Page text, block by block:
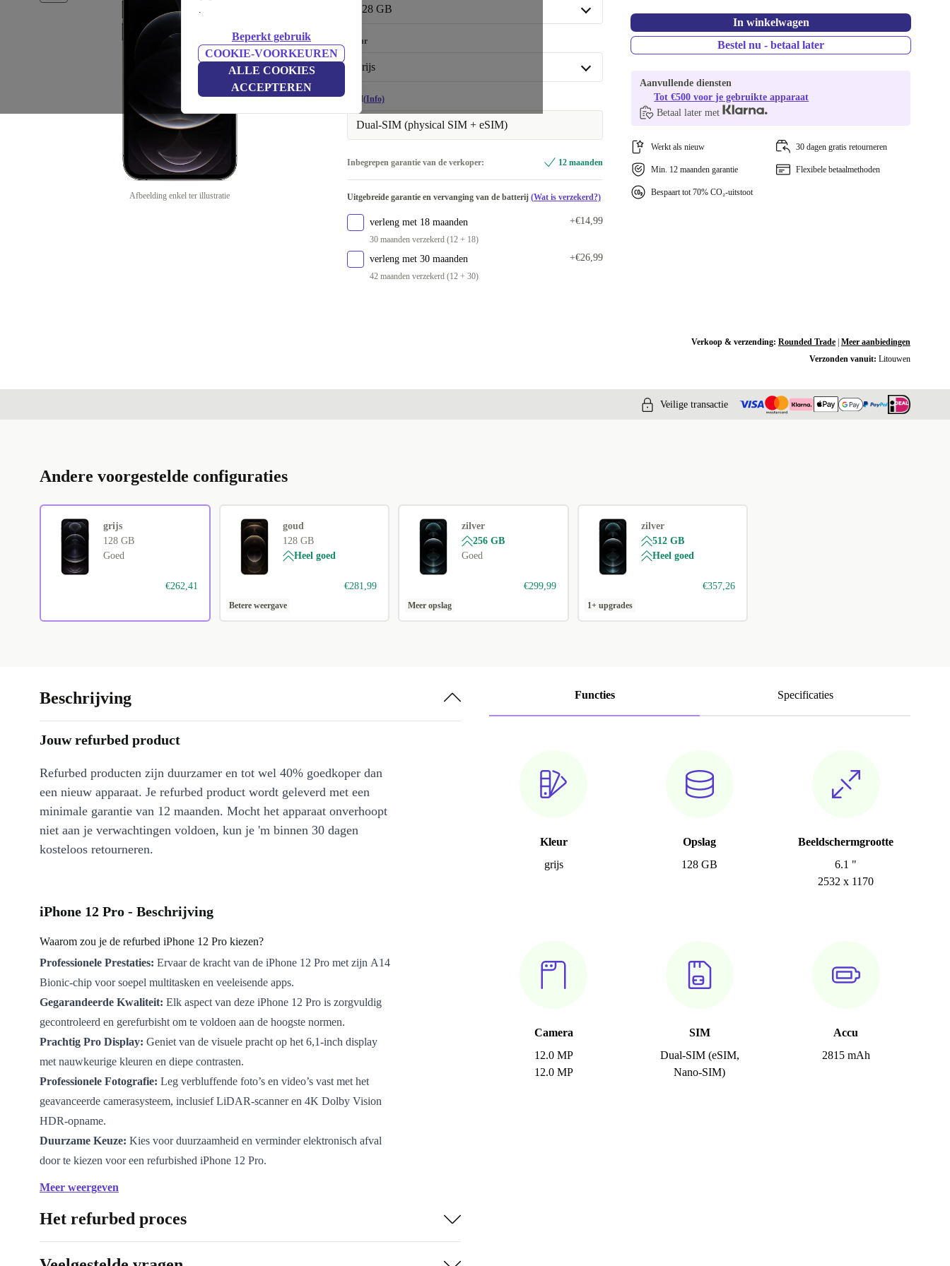
.
Beperkt gebruik
COOKIE-VOORKEUREN
ALLE COOKIES
ACCEPTEREN
Afbeelding enkel ter illustratie
Optimaal
128 GB
128 GB
256 GB +€48,58
Kleur
grijs
grijs
blauw
SIM(Info)
Dual-SIM (physical SIM + eSIM)
Inbegrepen garantie van de verkoper: 12 maanden
Uitgebreide garantie en vervanging van de batterij (Wat is verzekerd?)
verleng met 18 maanden
30 maanden verzekerd (12 + 18)
+€14,99
verleng met 30 maanden
42 maanden verzekerd (12 + 30)
+€26,99
In winkelwagen
Bestel nu - betaal later
Aanvullende diensten
Tot €500 voor je gebruikte apparaat
Betaal later met
Werkt als nieuw 30 dagen gratis retourneren
Min. 12 maanden garantie Flexibele betaalmethoden
Bespaart tot 70% CO₂-uitstoot
Verkoop & verzending: Rounded Trade| Meer aanbiedingen
Verzonden vanuit: Litouwen
Veilige transactie
Andere voorgestelde configuraties
grijs
128 GB
Goed
€262,41
goud
128 GB
Heel goed
€281,99
Betere weergave
zilver
256 GB
Goed
€299,99
Meer opslag
zilver
512 GB
Heel goed
€357,26
1+ upgrades
Functies Specificaties
Kleur
grijs
Opslag
128 GB
Beeldschermgrootte
6.1 "
2532 x 1170
Camera
12.0 MP
12.0 MP
SIM
Dual-SIM (eSIM,
Nano-SIM)
Accu
2815 mAh
Beschrijving
Jouw refurbed product
Refurbed producten zijn duurzamer en tot wel 40% goedkoper dan
een nieuw apparaat. Je refurbed product wordt geleverd met een
minimale garantie van 12 maanden. Mocht het apparaat onverhoopt
niet aan je verwachtingen voldoen, kun je 'm binnen 30 dagen
kosteloos retourneren.
iPhone 12 Pro - Beschrijving
Waarom zou je de refurbed iPhone 12 Pro kiezen?
Professionele Prestaties: Ervaar de kracht van de iPhone 12 Pro met zijn A14
Bionic-chip voor soepel multitasken en veeleisende apps.
Gegarandeerde Kwaliteit: Elk aspect van deze iPhone 12 Pro is zorgvuldig
gecontroleerd en gerefurbisht om te voldoen aan de hoogste normen.
Prachtig Pro Display: Geniet van de visuele pracht op het 6,1-inch display
met nauwkeurige kleuren en diepe contrasten.
Professionele Fotografie: Leg verbluffende foto’s en video’s vast met het
geavanceerde camerasysteem, inclusief LiDAR-scanner en 4K Dolby Vision
HDR-opname.
Duurzame Keuze: Kies voor duurzaamheid en verminder elektronisch afval
door te kiezen voor een refurbished iPhone 12 Pro.
innovatieve functies in een betaalbaar pakket. Deze iPhone is
Meer weergeven
Het refurbed proces